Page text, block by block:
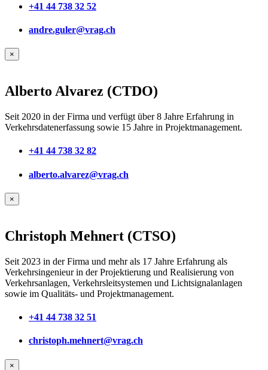
+41 44 738 32 52
andre.guler@vrag.ch
×
Alberto Alvarez (CTDO)
Seit 2020 in der Firma und verfügt über 8 Jahre Erfahrung in
Verkehrsdatenerfassung sowie 15 Jahre in Projektmanagement.
+41 44 738 32 82
alberto.alvarez@vrag.ch
×
Christoph Mehnert (CTSO)
Seit 2023 in der Firma und mehr als 17 Jahre Erfahrung als
Verkehrsingenieur in der Projektierung und Realisierung von
Verkehrsanlagen, Verkehrsleitsystemen und Lichtsignalanlagen
sowie im Qualitäts- und Projektmanagement.
+41 44 738 32 51
christoph.mehnert@vrag.ch
×